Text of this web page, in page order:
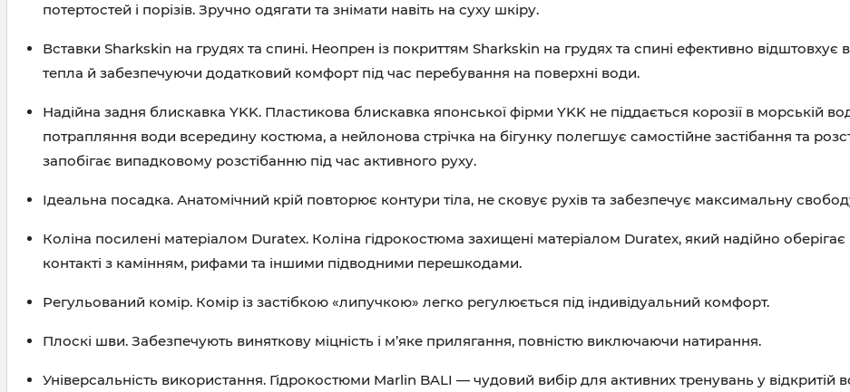
потертостей і порізів. Зручно одягати та знімати навіть на суху шкіру.
Вставки Sharkskin на грудях та спині. Неопрен із покриттям Sharkskin на грудях та спині ефективно відштовхує
тепла й забезпечуючи додатковий комфорт під час перебування на поверхні води.
Надійна задня блискавка YKK. Пластикова блискавка японської фірми YKK не піддається корозії в морській
потрапляння води всередину костюма, а нейлонова стрічка на бігунку полегшує самостійне застібання та
запобігає випадковому розстібанню під час активного руху.
Ідеальна посадка. Анатомічний крій повторює контури тіла, не сковує рухів та забезпечує максимальну
Коліна посилені матеріалом Duratex. Коліна гідрокостюма захищені матеріалом Duratex, який надійно
контакті з камінням, рифами та іншими підводними перешкодами.
Регульований комір. Комір із застібкою «липучкою» легко регулюється під індивідуальний комфорт.
Плоскі шви. Забезпечують виняткову міцність і м’яке прилягання, повністю виключаючи натирання.
Універсальність використання. Гідрокостюми Marlin BALI — чудовий вибір для активних тренувань у відкритій